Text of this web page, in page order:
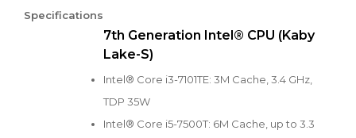
Specifications
7th Generation Intel® CPU (Kaby
Lake-S)
Intel® Core i3-7101TE: 3M Cache, 3.4 GHz,
TDP 35W
Intel® Core i5-7500T: 6M Cache, up to 3.3